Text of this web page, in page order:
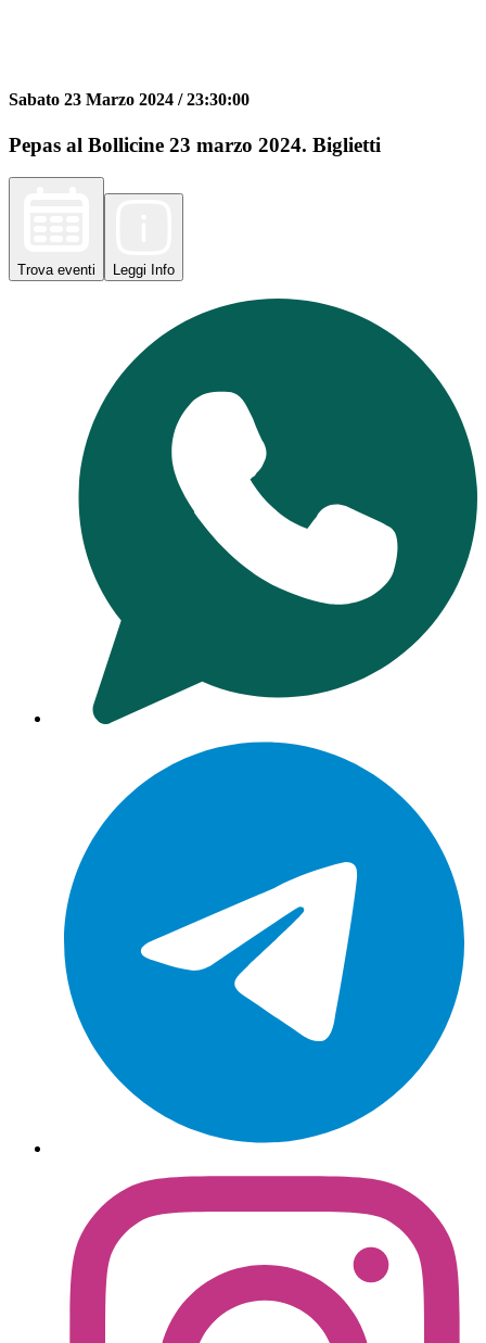
Sabato 23 Marzo 2024 /23:30:00
Pepas al Bollicine 23 marzo 2024. Biglietti
Trova eventi Leggi Info